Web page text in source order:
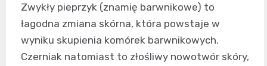
Zwykły pieprzyk (znamię barwnikowe) to
łagodna zmiana skórna, która powstaje w
wyniku skupienia komórek barwnikowych.
Czerniak natomiast to złośliwy nowotwór skóry,